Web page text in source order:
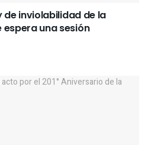
de inviolabilidad de la
una sesión